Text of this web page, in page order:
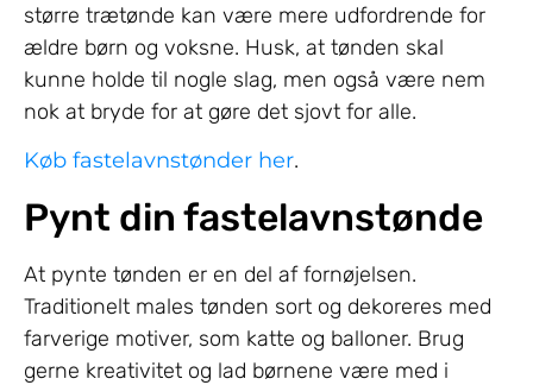
større trætønde kan være mere udfordrende for
ældre børn og voksne. Husk, at tønden skal
kunne holde til nogle slag, men også være nem
nok at bryde for at gøre det sjovt for alle.
Køb fastelavnstønder her.
Pynt din fastelavnstønde
At pynte tønden er en del af fornøjelsen.
Traditionelt males tønden sort og dekoreres med
farverige motiver, som katte og balloner. Brug
gerne kreativitet og lad børnene være med i